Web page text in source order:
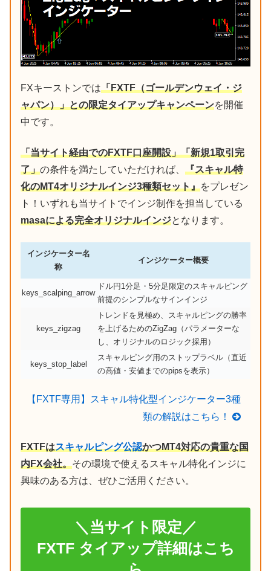
FXキーストンでは「FXTF（ゴールデンウェイ・ジ
ャパン）」との限定タイアップキャンペーンを開催
中です。
「当サイト経由でのFXTF口座開設」「新規1取引完
了」の条件を満たしていただければ、 『スキャル特
化のMT4オリジナルインジ3種類セット』をプレゼン
ト！いずれも当サイトでインジ制作を担当している
masaによる完全オリジナルインジとなります。
インジケーター名
称
インジケーター概要
keys_scalping_arrow
ドル円1分足・5分足限定のスキャルピング
前提のシンプルなサインインジ
keys_zigzag
トレンドを見極め、スキャルピングの勝率
を上げるためのZigZag（パラメーターな
し、オリジナルのロジック採用）
keys_stop_label
スキャルピング用のストップラベル（直近
の高値・安値までのpipsを表示）
【FXTF専用】スキャル特化型インジケーター3種
類の解説はこちら！
FXTFはスキャルピング公認かつMT4対応の貴重な国
内FX会社。その環境で使えるスキャル特化インジに
興味のある方は、ぜひご活用ください。
＼当サイト限定／
FXTF タイアップ詳細はこち